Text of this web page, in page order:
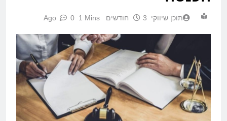
תוכן שיווקי 3 חודשים Ago 0 1 Mins